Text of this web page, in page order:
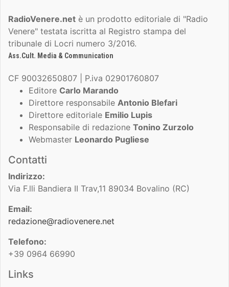
RadioVenere.net è un prodotto editoriale di "Radio
Venere" testata iscritta al Registro stampa del
tribunale di Locri numero 3/2016.
Ass.Cult. Media & Communication
CF 90032650807 | P.iva 02901760807
Editore Carlo Marando
Direttore responsabile Antonio Blefari
Direttore editoriale Emilio Lupis
Responsabile di redazione Tonino Zurzolo
Webmaster Leonardo Pugliese
Contatti
Indirizzo:
Via F.lli Bandiera II Trav,11 89034 Bovalino (RC)
Email:
redazione@radiovenere.net
Telefono:
+39 0964 66990
Links